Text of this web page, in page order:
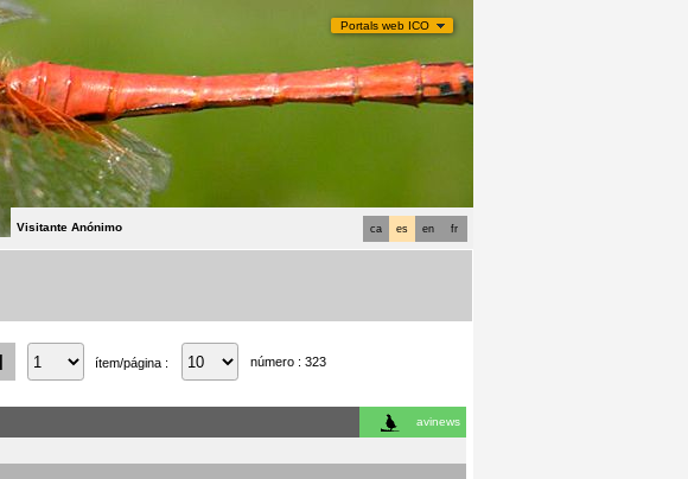
Portals web ICO
fr
en
es
ca
Visitante Anónimo
ítem/página : número : 323
avinews